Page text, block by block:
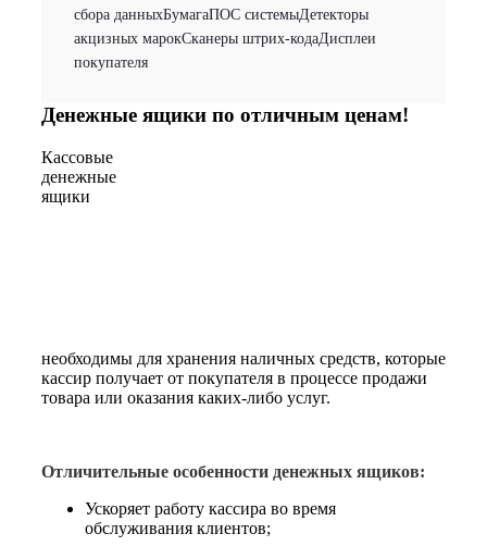
сбора данныхБумагаПОС системыДетекторы
акцизных марокСканеры штрих-кодаДисплеи
покупателя
Денежные ящики по отличным ценам!
Кассовые
денежные
ящики
необходимы для хранения наличных средств, которые
кассир получает от покупателя в процессе продажи
товара или оказания каких-либо услуг.
Отличительные особенности денежных ящиков:
Ускоряет работу кассира во время
обслуживания клиентов;